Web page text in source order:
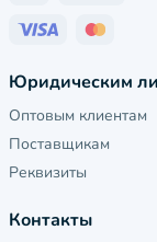
Юридическим
Оптовым клиентам
Поставщикам
Реквизиты
Контакты